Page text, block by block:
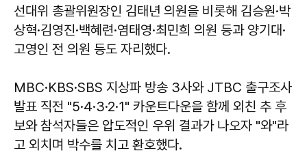
선대위 총괄위원장인 김태년 의원을 비롯해 김승원·박
상혁·김영진·백혜련·염태영·최민희 의원 등과 양기대·
고영인 전 의원 등도 자리했다.
MBC·KBS·SBS 지상파 방송 3사와 JTBC 출구조사
발표 직전 "5·4·3·2·1" 카운트다운을 함께 외친 추 후
보와 참석자들은 압도적인 우위 결과가 나오자 "와"라
고 외치며 박수를 치고 환호했다.